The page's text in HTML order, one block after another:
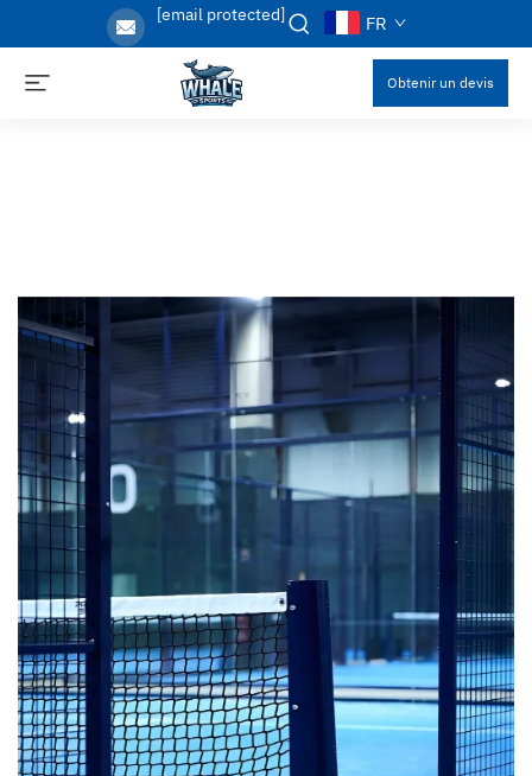
[email protected] FR
Obtenir un devis